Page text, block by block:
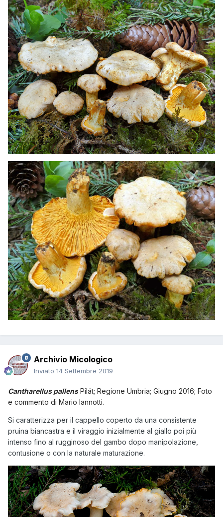
Archivio Micologico
Inviato 14 Settembre 2019
Cantharellus pallens Pilát; Regione Umbria; Giugno 2016; Foto
e commento di Mario Iannotti.
Si caratterizza per il cappello coperto da una consistente
pruina biancastra e il viraggio inizialmente al giallo poi più
intenso fino al rugginoso del gambo dopo manipolazione,
contusione o con la naturale maturazione.